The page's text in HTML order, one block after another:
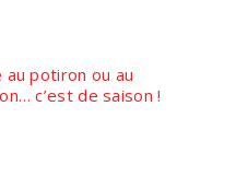
au potiron ou au
c’est de saison !